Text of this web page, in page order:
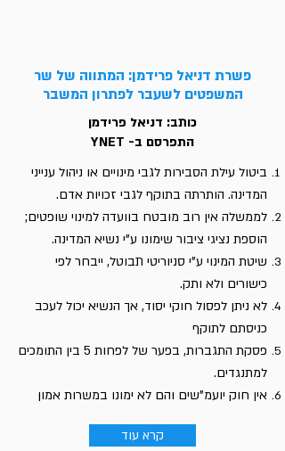
פשרת דניאל פרידמן: המתווה של שר
המשפטים לשעבר לפתרון המשבר
כותב: דניאל פרידמן
התפרסם ב- YNET
ביטול עילת הסבירות לגבי מינויים או ניהול ענייני
המדינה. הותרתה בתוקף לגבי זכויות אדם.
לממשלה אין רוב מובטח בוועדה למינוי שופטים;
הוספת נציגי ציבור שימונו ע"י נשיא המדינה.
שיטת המינוי ע"י סניוריטי תבוטל, ייבחר לפי
כישורים ולא ותק.
לא ניתן לפסול חוקי יסוד, אך הנשיא יכול לעכב
כניסתם לתוקף
פסקת התגברות, בפער של לפחות 5 בין התומכים
למתנגדים.
אין חוק יועמ"שים והם לא ימונו במשרות אמון
קרא עוד